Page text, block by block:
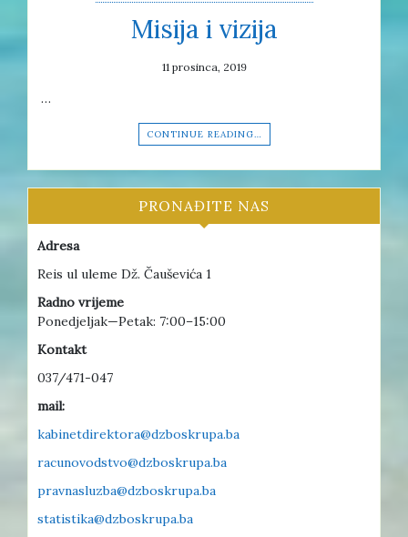
Misija i vizija
11 prosinca, 2019
…
CONTINUE READING…
PRONAĐITE NAS
Adresa
Reis ul uleme Dž. Čauševića 1
Radno vrijeme
Ponedjeljak—Petak: 7:00–15:00
Kontakt
037/471-047
mail:
kabinetdirektora@dzboskrupa.ba
racunovodstvo@dzboskrupa.ba
pravnasluzba@dzboskrupa.ba
statistika@dzboskrupa.ba